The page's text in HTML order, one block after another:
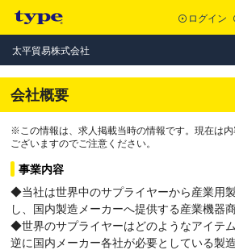
ログイン
太平貿易株式会社
会社概要
※この情報は、求人掲載当時の情報です。現在は
ございますのでご注意ください。
事業内容
◆当社は世界中のサプライヤーから産業用
し、国内製造メーカーへ提供する産業機器商
◆世界のサプライヤーはどのようなアイテ
逆に国内メーカー各社が必要としている製